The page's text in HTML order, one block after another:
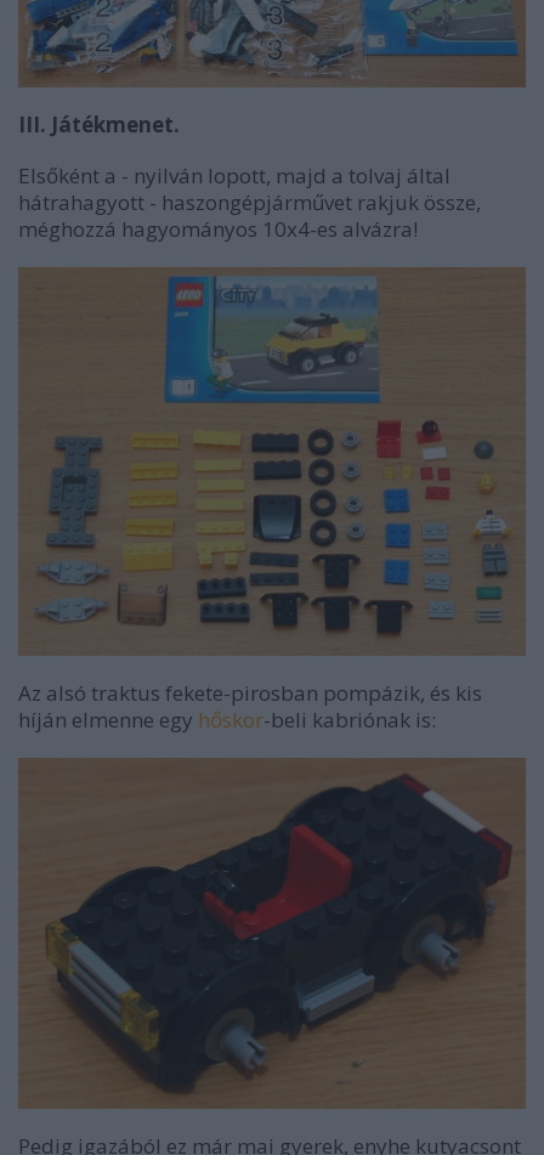
III. Játékmenet.
Elsőként a - nyilván lopott, majd a tolvaj által
hátrahagyott - haszongépjárművet rakjuk össze,
méghozzá hagyományos 10x4-es alvázra!
Az alsó traktus fekete-pirosban pompázik, és kis
híján elmenne egy hőskor-beli kabriónak is:
Pedig igazából ez már mai gyerek, enyhe kutyacsont